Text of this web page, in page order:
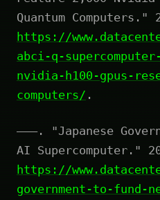
Quantum Computers."
https://
abci-q-
nvidia-h100-gpus-
computers/ .
———. "Japanese
AI Supercomputer."
https://
government-to-fund-